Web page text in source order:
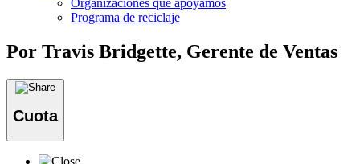
Organizaciones que apoyamos
Programa de reciclaje
Por Travis Bridgette, Gerente de Ventas
Cuota